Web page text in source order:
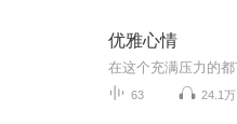
优雅心情
63 24.1万